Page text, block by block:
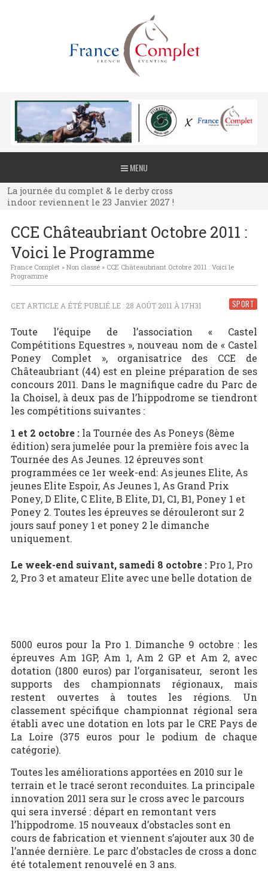
MENU
La journée du complet & le derby cross
indoor reviennent le 23 Janvier 2027 !
La journée du complet & le derby cross
indoor reviennent le 23 Janvier 2027 !
indoor reviennent le 23 Janvier 2027 !
CCE Châteaubriant Octobre 2011 :
Voici le Programme
France Complet» Non classé» CCE Châteaubriant Octobre 2011 : Voici le
Programme
SPORT
CET ARTICLE A ÉTÉ PUBLIÉ LE : 28 AOÛT 2011 À 17H31
Toute l’équipe de l’association « Castel
Compétitions Equestres », nouveau nom de « Castel
Poney Complet », organisatrice des CCE de
Châteaubriant (44) est en pleine préparation de ses
concours 2011. Dans le magnifique cadre du Parc de
la Choisel, à deux pas de l’hippodrome se tiendront
les compétitions suivantes :
1 et 2 octobre :la Tournée des As Poneys (8ème
édition) sera jumelée pour la première fois avec la
Tournée des As Jeunes. 12 épreuves sont
programmées ce 1er week-end: As jeunes Elite, As
jeunes Elite Espoir, As Jeunes 1, As Grand Prix
Poney, D Elite, C Elite, B Elite, D1, C1, B1, Poney 1 et
Poney 2. Toutes les épreuves se dérouleront sur 2
jours sauf poney 1 et poney 2 le dimanche
uniquement.
Le week-end suivant, samedi 8 octobre :Pro 1, Pro
2, Pro 3 et amateur Elite avec une belle dotation de
5000 euros pour la Pro 1. Dimanche 9 octobre : les
épreuves Am 1GP, Am 1, Am 2 GP et Am 2, avec
dotation (1800 euros) par l’organisateur, seront les
supports des championnats régionaux, mais
restent ouvertes à toutes les régions. Un
classement spécifique championnat régional sera
établi avec une dotation en lots par le CRE Pays de
La Loire (375 euros pour le podium de chaque
catégorie).
Toutes les améliorations apportées en 2010 sur le
terrain et le tracé seront reconduites. La principale
innovation 2011 sera sur le cross avec le parcours
qui sera inversé : départ en remontant vers
l’hippodrome. 15 nouveaux d’obstacles sont en
cours de fabrication et viennent s’ajouter aux 30 de
l’année dernière. Le parc d’obstacles de cross a donc
été totalement renouvelé en 3 ans.